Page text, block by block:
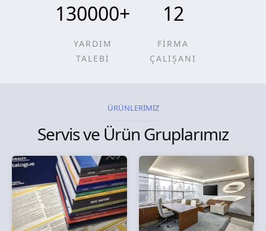
130000+
YARDIM
TALEBİ
12
FİRMA
ÇALIŞANI
ÜRÜNLERİMİZ
Servis ve Ürün Gruplarımız